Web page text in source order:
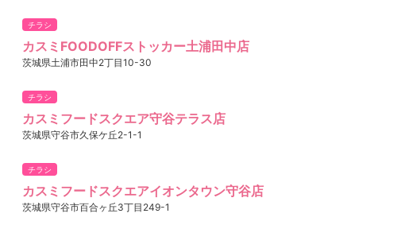
チラシ
カスミFOODOFFストッカー土浦田中店
茨城県土浦市田中2丁目10-30
チラシ
カスミフードスクエア守谷テラス店
茨城県守谷市久保ケ丘2-1-1
チラシ
カスミフードスクエアイオンタウン守谷店
茨城県守谷市百合ヶ丘3丁目249-1